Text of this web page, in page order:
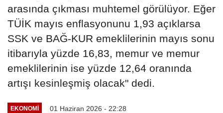
arasında çıkması muhtemel görülüyor. Eğer
TÜİK mayıs enflasyonunu 1,93 açıklarsa
SSK ve BAĞ-KUR emeklilerinin mayıs sonu
itibarıyla yüzde 16,83, memur ve memur
emeklilerinin ise yüzde 12,64 oranında
artışı kesinleşmiş olacak" dedi.
EKONOMI 01 Haziran 2026 - 22:28